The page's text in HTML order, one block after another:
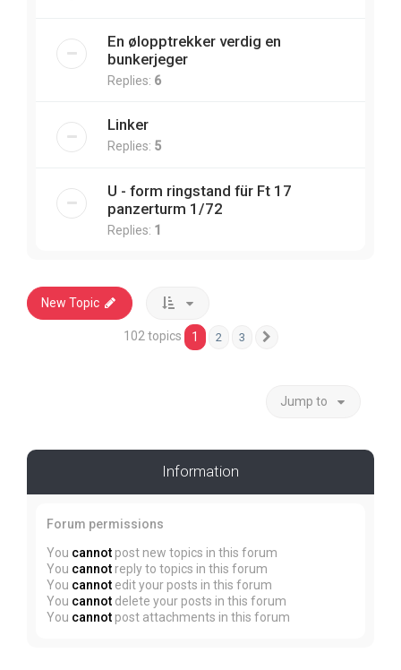
En ølopptrekker verdig en
bunkerjeger
Replies: 6
Linker
Replies: 5
U - form ringstand für Ft 17
panzerturm 1/72
Replies: 1
New Topic
102 topics 1 2 3
Jump to
Information
Forum permissions
You cannot post new topics in this forum
You cannot reply to topics in this forum
You cannot edit your posts in this forum
You cannot delete your posts in this forum
You cannot post attachments in this forum